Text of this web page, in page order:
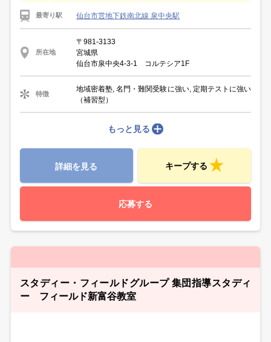
最寄り駅 仙台市営地下鉄南北線 泉中央駅
所在地
〒981-3133
宮城県
仙台市泉中央4-3-1 コルテシア1F
特徴
地域密着塾, 名門・難関受験に強い, 定期テストに強い
（補習型）
もっと見る
詳細を見る キープする
応募する
スタディー・フィールドグループ 集団指導スタディ
ー フィールド新富谷教室